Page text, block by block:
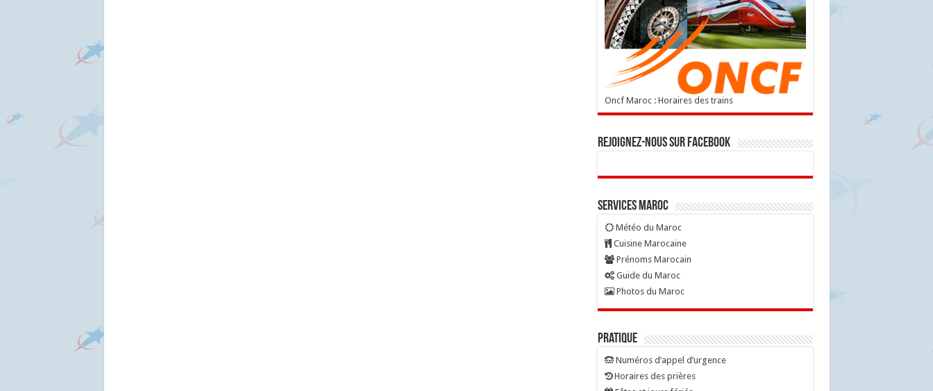
Oncf Maroc : Horaires des trains
Rejoignez-nous sur Facebook
Services Maroc
Météo du Maroc
Cuisine Marocaine
Prénoms Marocain
Guide du Maroc
Photos du Maroc
Pratique
Numéros d’appel d’urgence
Horaires des prières